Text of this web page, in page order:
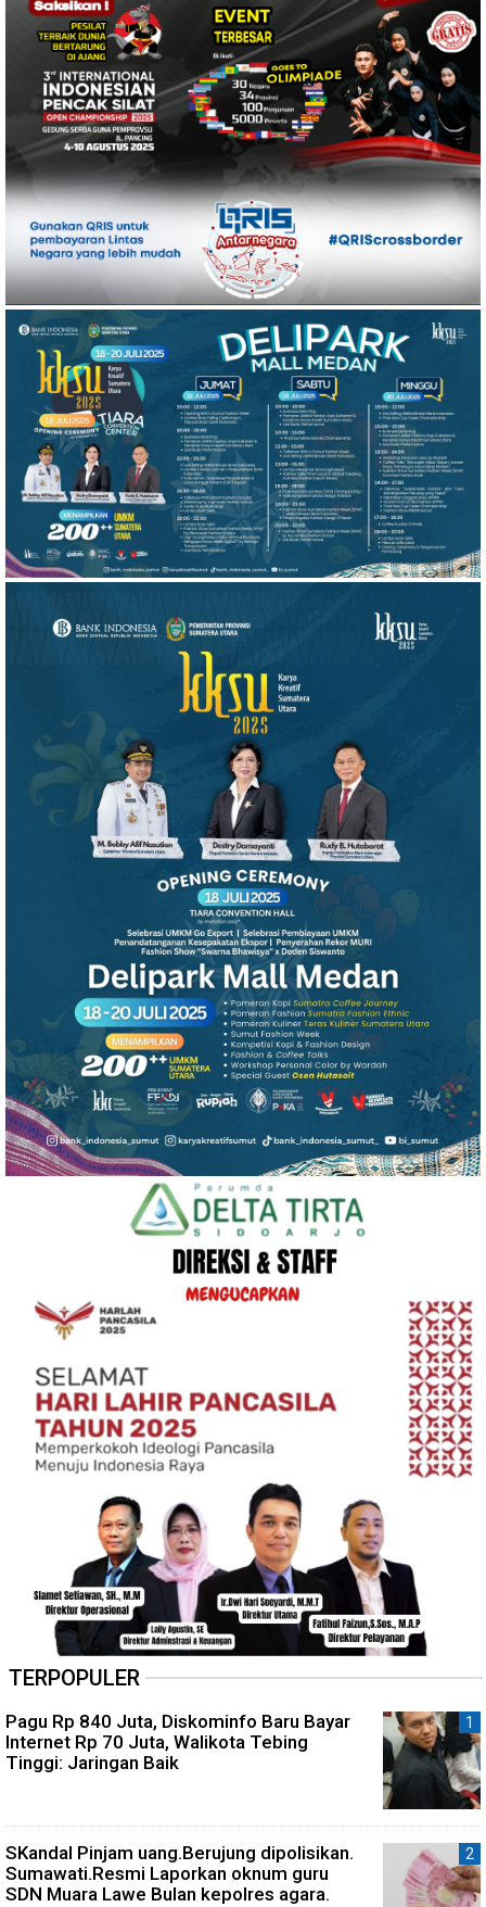
TERPOPULER
Pagu Rp 840 Juta, Diskominfo Baru Bayar
Internet Rp 70 Juta, Walikota Tebing
Tinggi: Jaringan Baik
SKandal Pinjam uang.Berujung dipolisikan.
Sumawati.Resmi Laporkan oknum guru
SDN Muara Lawe Bulan kepolres agara.